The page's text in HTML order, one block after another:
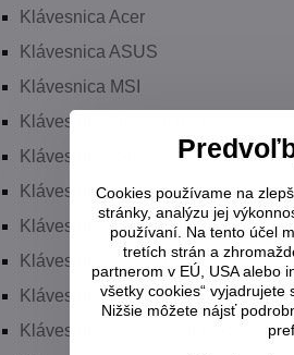
Klávesnica Acer
Klávesnica ASUS
Klávesnica MSI
Klávesnica HP Compaq
Klávesnica Dell
Klávesnica DTK
Klávesnica Fujitsu Siemens
Klávesnica IBM Lenovo
Klávesnica Sony
Klávesnica Texas Instrumets
Cookies používame na
stránky, analýzu jej
používaní. Na tento účel
tretích strán a
partnerom v EÚ, USA alebo
všetky cookies“ vyjadrujete
Nižšie môžete nájsť